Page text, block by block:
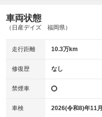
車両状態
（日産デイズ 福岡県）
走行距離 10.3万km
修復歴 なし
禁煙車
車検 2026(令和8)年11月